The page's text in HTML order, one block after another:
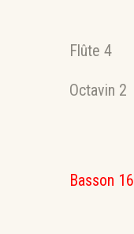
Flûte 4
Octavin 2
Basson 16